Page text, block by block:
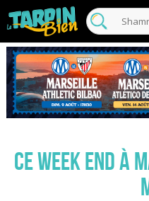
Ce week end à